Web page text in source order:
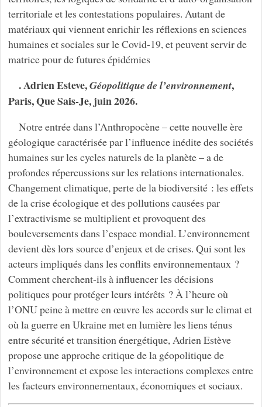
territoriale et les contestations populaires. Autant de
matériaux qui viennent enrichir les réflexions en sciences
humaines et sociales sur le Covid-19, et peuvent servir de
matrice pour de futures épidémies
. Adrien Esteve,Géopolitique de l’environnement,
Paris, Que Sais-Je, juin 2026.
Notre entrée dans l’Anthropocène – cette nouvelle ère
géologique caractérisée par l’influence inédite des sociétés
humaines sur les cycles naturels de la planète – a de
profondes répercussions sur les relations internationales.
Changement climatique, perte de la biodiversité : les effets
de la crise écologique et des pollutions causées par
l’extractivisme se multiplient et provoquent des
bouleversements dans l’espace mondial. L’environnement
devient dès lors source d’enjeux et de crises. Qui sont les
acteurs impliqués dans les conflits environnementaux ?
Comment cherchent-ils à influencer les décisions
politiques pour protéger leurs intérêts ? À l’heure où
l’ONU peine à mettre en œuvre les accords sur le climat et
où la guerre en Ukraine met en lumière les liens ténus
entre sécurité et transition énergétique, Adrien Estève
propose une approche critique de la géopolitique de
l’environnement et expose les interactions complexes entre
les facteurs environnementaux, économiques et sociaux.